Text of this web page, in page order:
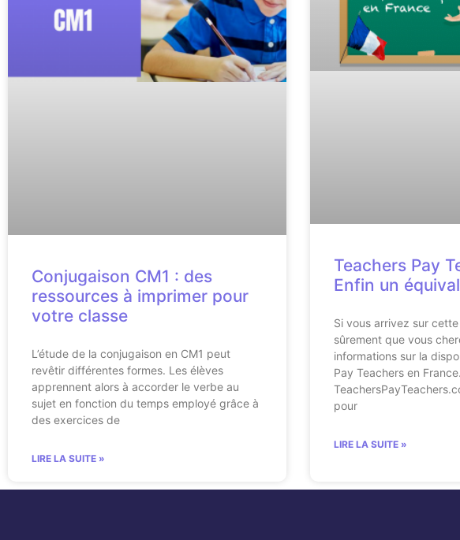
Conjugaison CM1 : des
ressources à imprimer pour
votre classe
L’étude de la conjugaison en CM1 peut
revêtir différentes formes. Les élèves
apprennent alors à accorder le verbe au
sujet en fonction du temps employé grâce à
des exercices de
LIRE LA SUITE »
Teachers Pay
Enfin un
Si vous arrivez sur cette
sûrement que vous
informations sur la
Pay Teachers en
pour
LIRE LA SUITE »